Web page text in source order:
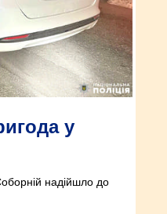
у
надійшло до